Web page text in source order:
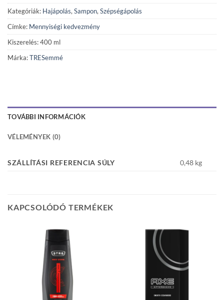
Kategóriák: Hajápolás, Sampon, Szépségápolás
Címke: Mennyiségi kedvezmény
Kiszerelés: 400 ml
Márka:TRESemmé
TOVÁBBI INFORMÁCIÓK
VÉLEMÉNYEK (0)
SZÁLLÍTÁSI REFERENCIA SÚLY 0,48 kg
KAPCSOLÓDÓ TERMÉKEK